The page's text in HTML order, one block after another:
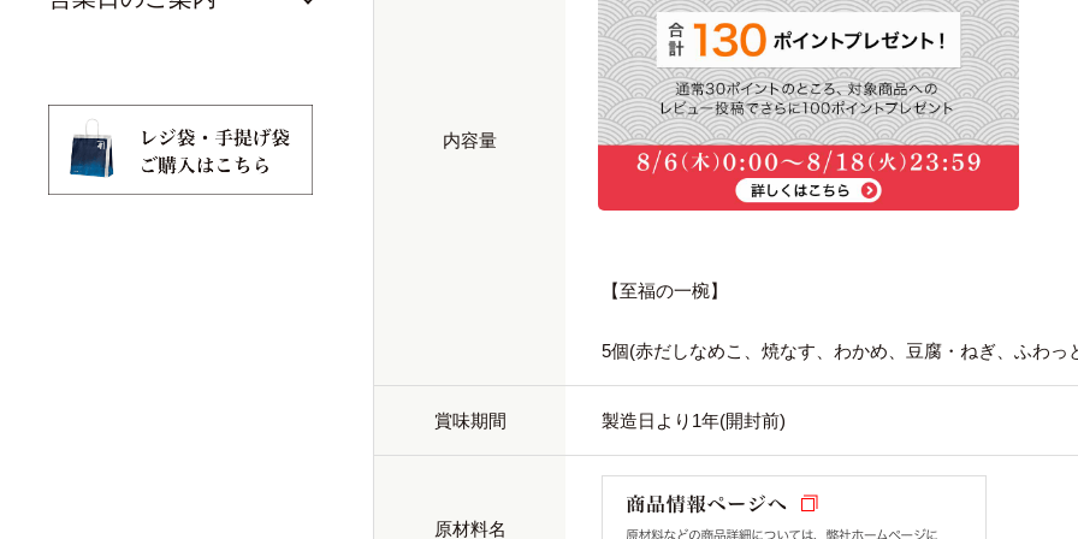
内容量
【素材薫るだし】
かつお(10g×5袋)、かつお・昆布(10g×5袋)
【至福の一椀】
5個(赤だしなめこ、焼なす、わかめ、豆腐・ねぎ、ふわっ
賞味期間 製造日より1年(開封前)
原材料名